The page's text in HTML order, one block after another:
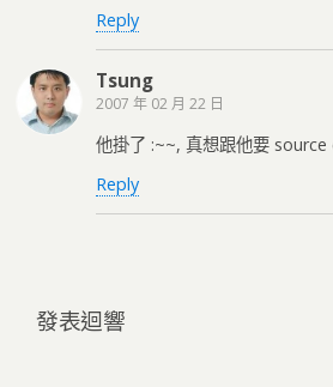
Reply
Tsung
2007 年 02 月 22 日
他掛了 :~~, 真想跟他要 source
Reply
發表迴響